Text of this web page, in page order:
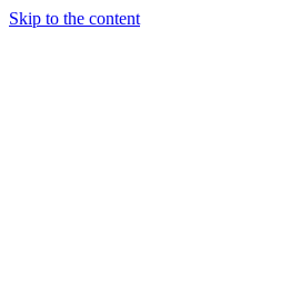
Skip to the content